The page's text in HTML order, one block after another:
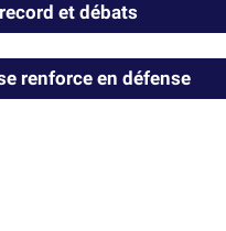
et débats
renforce en défense